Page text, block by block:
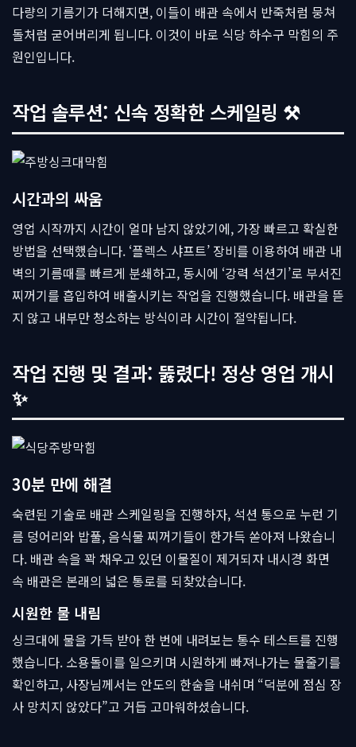
다량의 기름기가 더해지면, 이들이 배관 속에서 반죽처럼 뭉쳐
돌처럼 굳어버리게 됩니다. 이것이 바로 식당 하수구 막힘의 주
원인입니다.
작업 솔루션: 신속 정확한 스케일링 ⚒
시간과의 싸움
영업 시작까지 시간이 얼마 남지 않았기에, 가장 빠르고 확실한
방법을 선택했습니다. ‘플렉스 샤프트’ 장비를 이용하여 배관 내
벽의 기름때를 빠르게 분쇄하고, 동시에 ‘강력 석션기’로 부서진
찌꺼기를 흡입하여 배출시키는 작업을 진행했습니다. 배관을 뜯
지 않고 내부만 청소하는 방식이라 시간이 절약됩니다.
작업 진행 및 결과: 뚫렸다! 정상 영업 개시
✨
30분 만에 해결
숙련된 기술로 배관 스케일링을 진행하자, 석션 통으로 누런 기
름 덩어리와 밥풀, 음식물 찌꺼기들이 한가득 쏟아져 나왔습니
다. 배관 속을 꽉 채우고 있던 이물질이 제거되자 내시경 화면
속 배관은 본래의 넓은 통로를 되찾았습니다.
시원한 물 내림
싱크대에 물을 가득 받아 한 번에 내려보는 통수 테스트를 진행
했습니다. 소용돌이를 일으키며 시원하게 빠져나가는 물줄기를
확인하고, 사장님께서는 안도의 한숨을 내쉬며 “덕분에 점심 장
사 망치지 않았다”고 거듭 고마워하셨습니다.